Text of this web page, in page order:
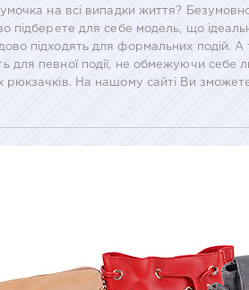
на всі випадки життя?
для себе модель, що
підходять для формальних подій.
для певної події, не обмежуючи
рюкзачків. На нашому сайті Ви